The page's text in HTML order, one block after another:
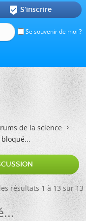
Se souvenir de moi ?
 S'inscrire
de la science
bloqué...
résultats 1 à 13 sur 13